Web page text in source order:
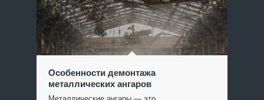
Особенности демонтажа
металлических ангаров